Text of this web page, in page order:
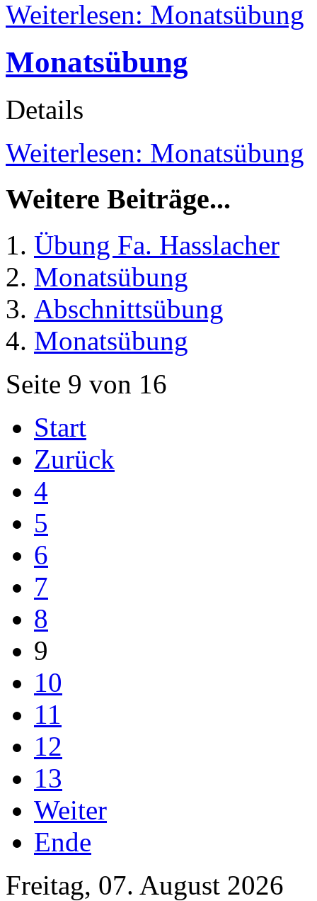
Weiterlesen: Monatsübung
Monatsübung
Details
Weiterlesen: Monatsübung
Weitere Beiträge...
Übung Fa. Hasslacher
Monatsübung
Abschnittsübung
Monatsübung
Seite 9 von 16
Start
Zurück
4
5
6
7
8
9
10
11
12
13
Weiter
Ende
Freitag, 07. August 2026